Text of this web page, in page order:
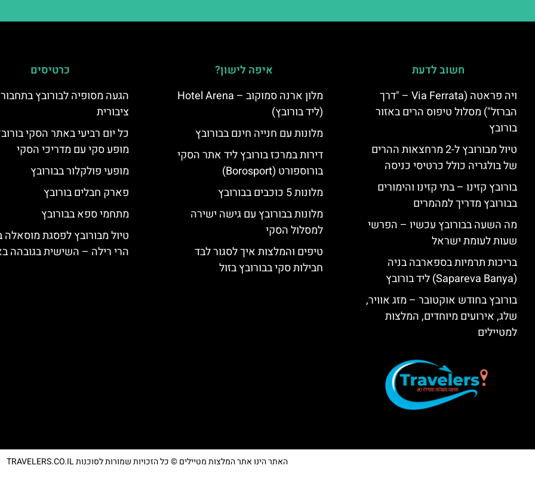
חשוב לדעת
ויה פראטה (Via Ferrata – "דרך
הברזל") מסלול טיפוס הרים באזור
בורובץ
טיול מבורובץ ל-2 מרחצאות ההרים
של בולגריה כולל כרטיסי כניסה
בורובץ קזינו – בתי קזינו והימורים
בבורובץ מדריך למהמרים
מה השעה בבורובץ עכשיו – הפרשי
שעות לעומת ישראל
בריכות תרמיות בספארבה בניה
(Sapareva Banya) ליד בורובץ
בורובץ בחודש אוקטובר – מזג אוויר,
שלג, אירועים מיוחדים, המלצות
למטיילים
איפה לישון?
מלון ארנה סמוקוב – Hotel Arena
(ליד בורובץ)
מלונות עם חנייה חינם בבורובץ
דירות במרכז בורובץ ליד אתר הסקי
בורוספורט (Borosport)
מלונות 5 כוכבים בבורובץ
מלונות בבורובץ עם גישה ישירה
למסלול הסקי
טיפים והמלצות איך לסגור לבד
חבילות סקי בבורובץ בזול
כרטיסים
הגעה מסופיה לבורובץ
ציבורית
כל יום רביעי באתר הסקי
מופע סקי עם מדריכי הסקי
מופעי פולקלור בבורובץ
פארק חבלים בורובץ
מתחמי ספא בבורובץ
טיול מבורובץ לפסגת מוסאלה
הרי רילה – השישית בגובהה
האתר הינו אתר המלצות מטיילים © כל הזכויות שמורות לסוכנות TRAVELERS.CO.IL